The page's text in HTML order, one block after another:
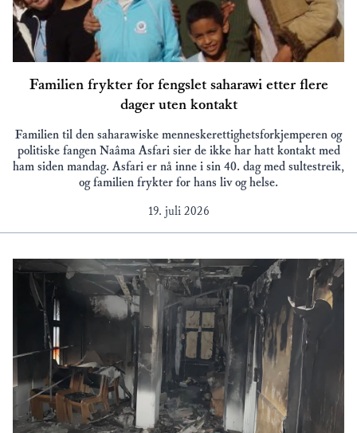
Familien frykter for fengslet saharawi etter flere
dager uten kontakt
Familien til den saharawiske menneskerettighetsforkjemperen og
politiske fangen Naâma Asfari sier de ikke har hatt kontakt med
ham siden mandag. Asfari er nå inne i sin 40. dag med sultestreik,
og familien frykter for hans liv og helse.
19. juli 2026